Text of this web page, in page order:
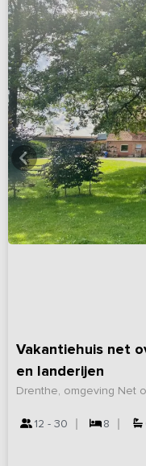
Vakantiehuis net
en landerijen
Drenthe, omgeving Net
12 - 30 8